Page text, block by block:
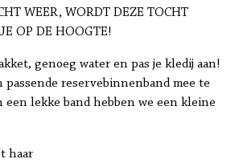
WEER, WORDT DEZE TOCHT
OP DE HOOGTE!
genoeg water en pas je kledij aan!
passende reservebinnenband mee te
een lekke band hebben we een kleine
haar